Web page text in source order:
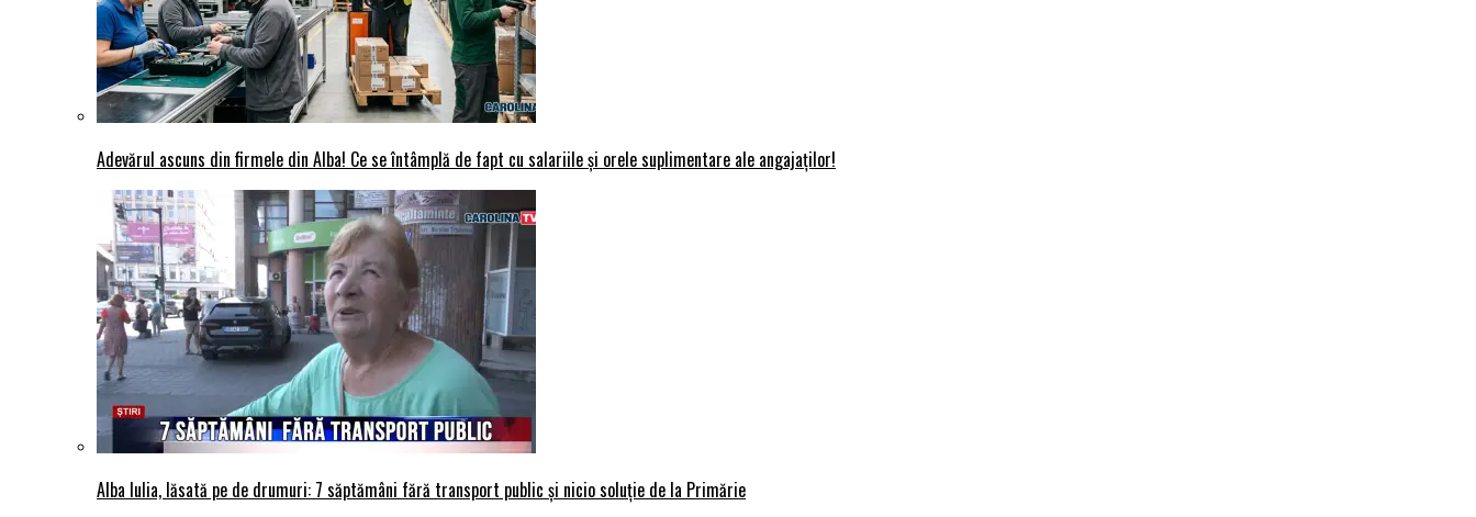
Adevărul ascuns din firmele din Alba! Ce se întâmplă de fapt cu salariile și orele suplimentare ale angajaților!
Alba Iulia, lăsată pe de drumuri: 7 săptămâni fără transport public și nicio soluție de la Primărie